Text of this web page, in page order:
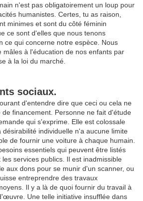
n'est pas obligatoirement un loup pour
humanistes. Certes, tu as raison,
minimes et sont du côté féminin
ce sont d'elles que nous tenons
ce qui concerne notre espèce. Nous
mâles à l'éducation de nos enfants par
à la loi du marché.
sociaux.
d'entendre dire que ceci ou cela ne
financement. Personne ne fait d'étude
qui s'exprime. Elle est colossale
individuelle n'a aucune limite
de fournir une voiture à chaque humain.
essentiels qui peuvent être listés
services publics. Il est inadmissible
aux dons pour se munir d'un scanner, ou
entreprendre des travaux
Il y a là de quoi fournir du travail à
Une telle initiative insufflée dans